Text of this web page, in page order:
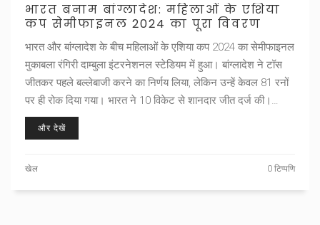
भारत बनाम बांग्लादेश: महिलाओं के एशिया
कप सेमीफाइनल 2024 का पूरा विवरण
भारत और बांग्लादेश के बीच महिलाओं के एशिया कप 2024 का सेमीफाइनल
मुकाबला रंगिरी दाम्बुला इंटरनेशनल स्टेडियम में हुआ। बांग्लादेश ने टॉस
जीतकर पहले बल्लेबाजी करने का निर्णय लिया, लेकिन उन्हें केवल 81 रनों
पर ही रोक दिया गया। भारत ने 10 विकेट से शानदार जीत दर्ज की।
शफाली वर्मा और स्मृति मंधाना नाबाद रहे।
और देखें
खेल 0 टिप्पणि